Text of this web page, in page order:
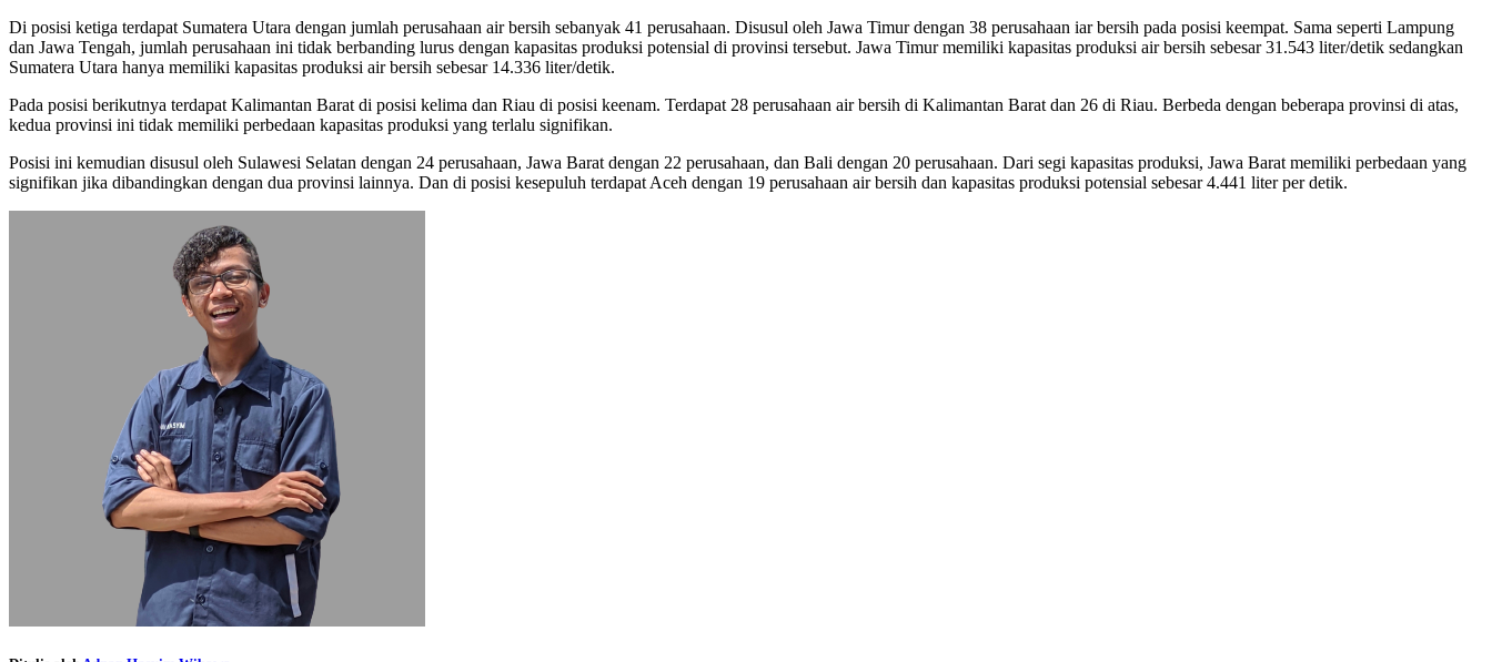
Di posisi ketiga terdapat Sumatera Utara dengan jumlah perusahaan air bersih sebanyak 41 perusahaan. Disusul oleh Jawa Timur dengan 38 perusahaan iar bersih pada posisi keempat. Sama seperti Lampung
dan Jawa Tengah, jumlah perusahaan ini tidak berbanding lurus dengan kapasitas produksi potensial di provinsi tersebut. Jawa Timur memiliki kapasitas produksi air bersih sebesar 31.543 liter/detik sedangkan
Sumatera Utara hanya memiliki kapasitas produksi air bersih sebesar 14.336 liter/detik.
Pada posisi berikutnya terdapat Kalimantan Barat di posisi kelima dan Riau di posisi keenam. Terdapat 28 perusahaan air bersih di Kalimantan Barat dan 26 di Riau. Berbeda dengan beberapa provinsi di atas,
kedua provinsi ini tidak memiliki perbedaan kapasitas produksi yang terlalu signifikan.
Posisi ini kemudian disusul oleh Sulawesi Selatan dengan 24 perusahaan, Jawa Barat dengan 22 perusahaan, dan Bali dengan 20 perusahaan. Dari segi kapasitas produksi, Jawa Barat memiliki perbedaan yang
signifikan jika dibandingkan dengan dua provinsi lainnya. Dan di posisi kesepuluh terdapat Aceh dengan 19 perusahaan air bersih dan kapasitas produksi potensial sebesar 4.441 liter per detik.